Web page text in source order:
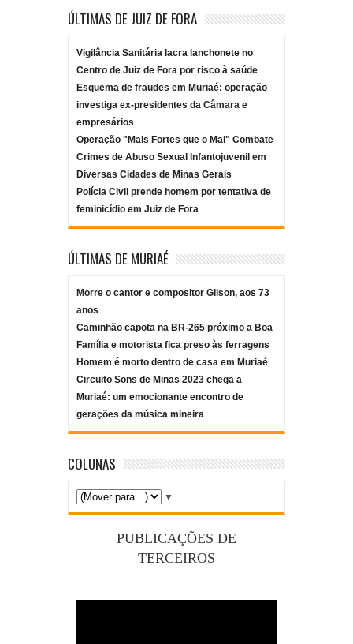
ÚLTIMAS DE JUIZ DE FORA
Vigilância Sanitária lacra lanchonete no
Centro de Juiz de Fora por risco à saúde
Esquema de fraudes em Muriaé: operação
investiga ex-presidentes da Câmara e
empresários
Operação "Mais Fortes que o Mal" Combate
Crimes de Abuso Sexual Infantojuvenil em
Diversas Cidades de Minas Gerais
Polícia Civil prende homem por tentativa de
feminicídio em Juiz de Fora
ÚLTIMAS DE MURIAÉ
Morre o cantor e compositor Gilson, aos 73
anos
Caminhão capota na BR-265 próximo a Boa
Família e motorista fica preso às ferragens
Homem é morto dentro de casa em Muriaé
Circuito Sons de Minas 2023 chega a
Muriaé: um emocionante encontro de
gerações da música mineira
COLUNAS
▼
PUBLICAÇÕES DE
TERCEIROS